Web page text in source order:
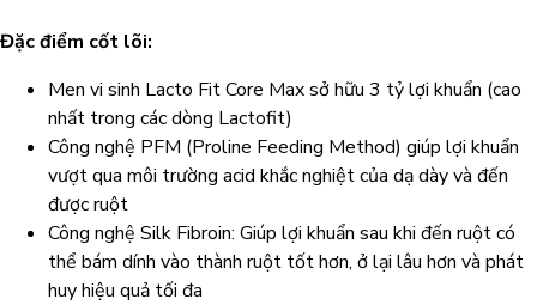
Đặc điểm cốt lõi:
Men vi sinh Lacto Fit Core Max sở hữu 3 tỷ lợi khuẩn (cao
nhất trong các dòng Lactofit)
Công nghệ PFM (Proline Feeding Method) giúp lợi khuẩn
vượt qua môi trường acid khắc nghiệt của dạ dày và đến
được ruột
Công nghệ Silk Fibroin: Giúp lợi khuẩn sau khi đến ruột có
thể bám dính vào thành ruột tốt hơn, ở lại lâu hơn và phát
huy hiệu quả tối đa